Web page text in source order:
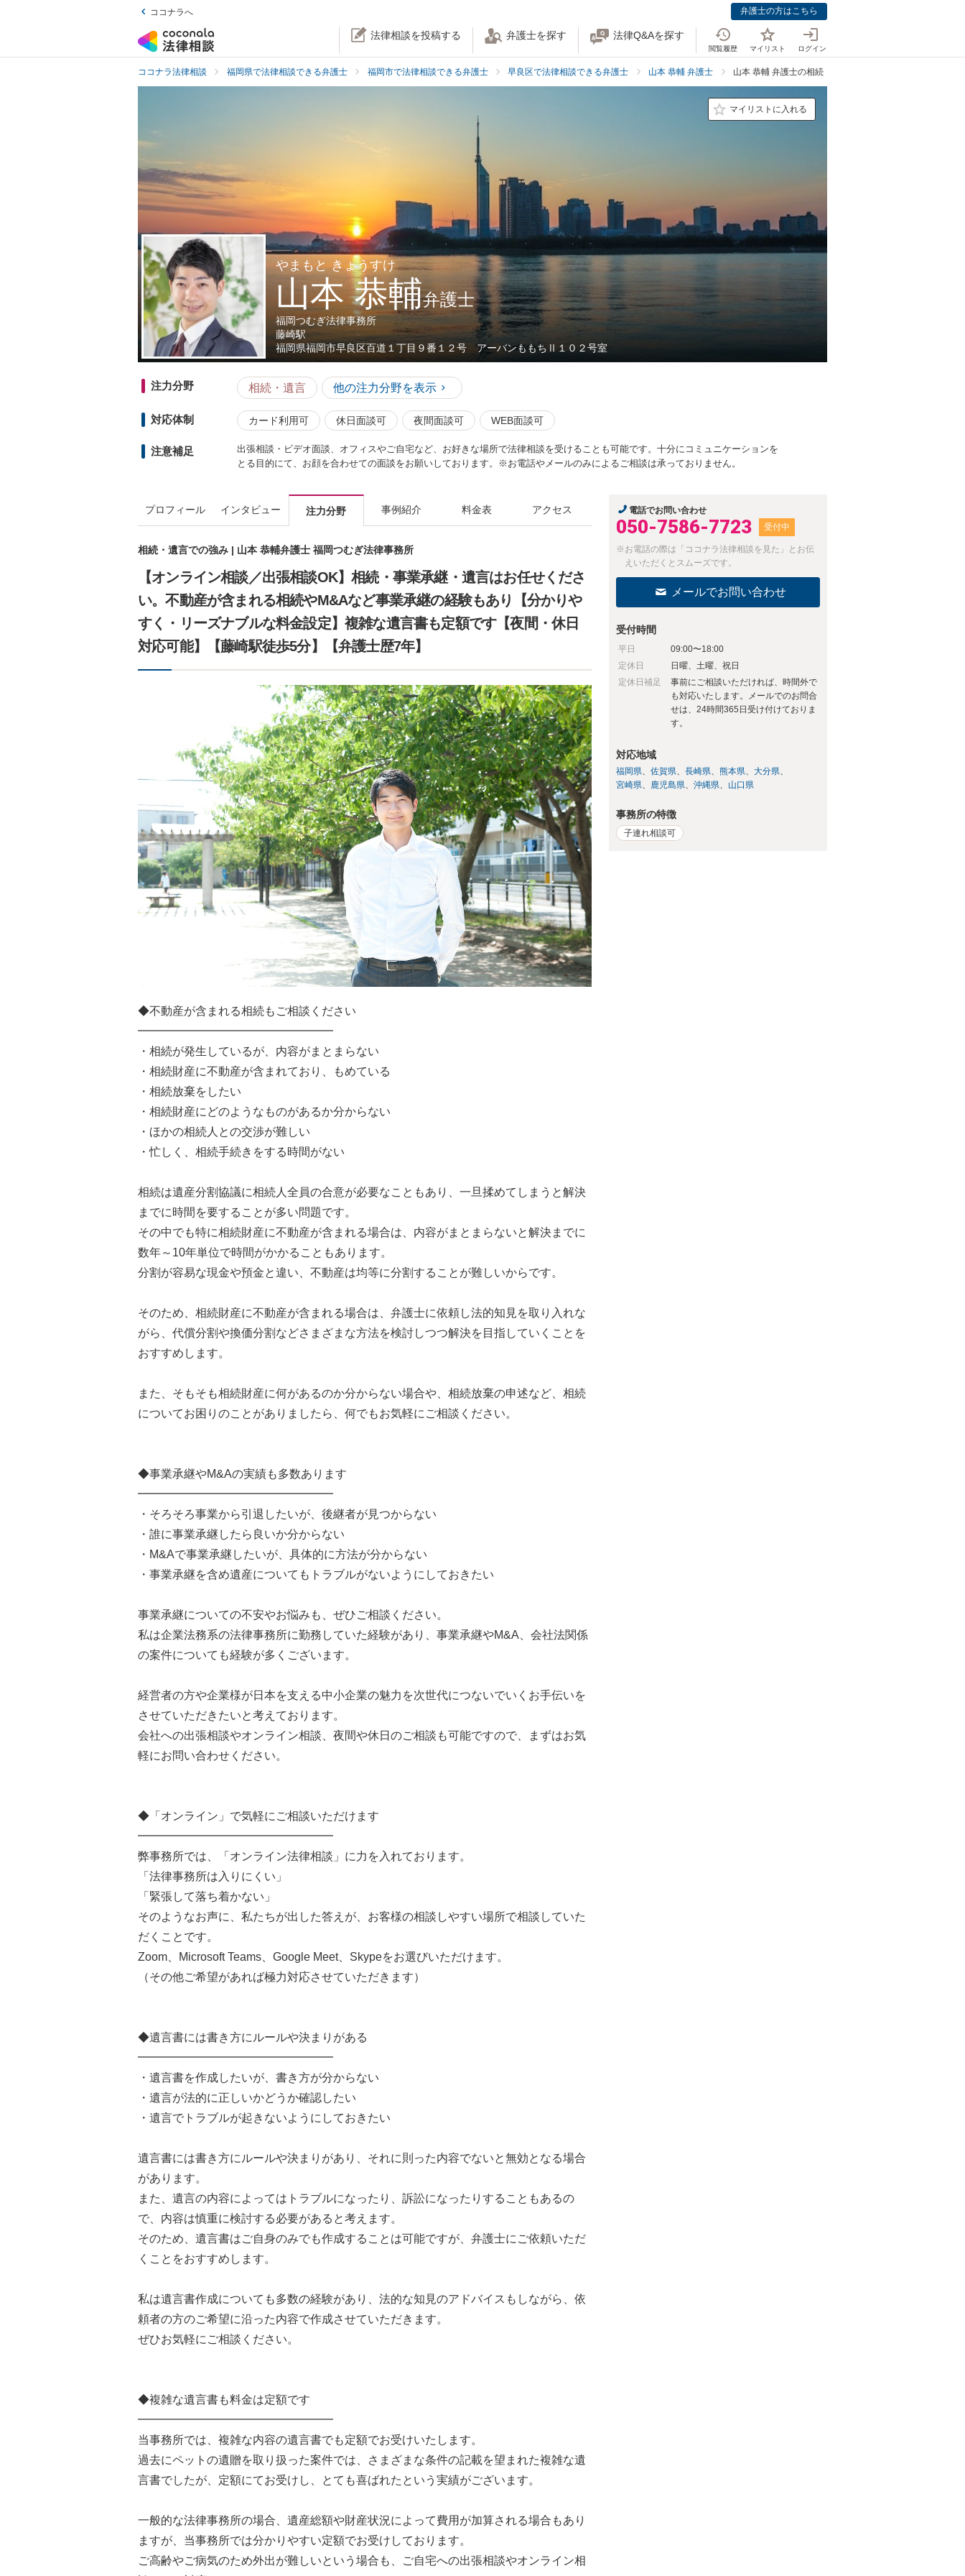
ココナラへ 弁護士の方はこちら
法律相談を投稿する 弁護士を探す 法律Q&Aを探す
閲覧履歴 マイリスト ログイン
ココナラ法律相談 福岡県で法律相談できる弁護士 福岡市で法律相談できる弁護士 早良区で法律相談できる弁護士 山本 恭輔 弁護士 山本 恭輔 弁護士の相続・遺言での強み
マイリストに入れる
やまもと きょうすけ
山本 恭輔弁護士
福岡つむぎ法律事務所
藤崎駅
福岡県福岡市早良区百道１丁目９番１２号 アーバンももちⅡ１０２号室
注力分野 相続・遺言 他の注力分野を表示
対応体制 カード利用可 休日面談可 夜間面談可 WEB面談可
注意補足
出張相談・ビデオ面談、オフィスやご自宅など、お好きな場所で法律相談を受けることも可能です。十分にコミュニケーションを
とる目的にて、お顔を合わせての面談をお願いしております。※お電話やメールのみによるご相談は承っておりません。
プロフィール インタビュー 注力分野 事例紹介 料金表 アクセス
相続・遺言での強み | 山本 恭輔弁護士 福岡つむぎ法律事務所
【オンライン相談／出張相談OK】相続・事業承継・遺言はお任せくださ
い。不動産が含まれる相続やM&Aなど事業承継の経験もあり【分かりや
すく・リーズナブルな料金設定】複雑な遺言書も定額です【夜間・休日
対応可能】【藤崎駅徒歩5分】【弁護士歴7年】
◆不動産が含まれる相続もご相談ください
━━━━━━━━━━━━━━━━━
・相続が発生しているが、内容がまとまらない
・相続財産に不動産が含まれており、もめている
・相続放棄をしたい
・相続財産にどのようなものがあるか分からない
・ほかの相続人との交渉が難しい
・忙しく、相続手続きをする時間がない
相続は遺産分割協議に相続人全員の合意が必要なこともあり、一旦揉めてしまうと解決
までに時間を要することが多い問題です。
その中でも特に相続財産に不動産が含まれる場合は、内容がまとまらないと解決までに
数年～10年単位で時間がかかることもあります。
分割が容易な現金や預金と違い、不動産は均等に分割することが難しいからです。
そのため、相続財産に不動産が含まれる場合は、弁護士に依頼し法的知見を取り入れな
がら、代償分割や換価分割などさまざまな方法を検討しつつ解決を目指していくことを
おすすめします。
また、そもそも相続財産に何があるのか分からない場合や、相続放棄の申述など、相続
についてお困りのことがありましたら、何でもお気軽にご相談ください。
◆事業承継やM&Aの実績も多数あります
━━━━━━━━━━━━━━━━━
・そろそろ事業から引退したいが、後継者が見つからない
・誰に事業承継したら良いか分からない
・M&Aで事業承継したいが、具体的に方法が分からない
・事業承継を含め遺産についてもトラブルがないようにしておきたい
事業承継についての不安やお悩みも、ぜひご相談ください。
私は企業法務系の法律事務所に勤務していた経験があり、事業承継やM&A、会社法関係
の案件についても経験が多くございます。
経営者の方や企業様が日本を支える中小企業の魅力を次世代につないでいくお手伝いを
させていただきたいと考えております。
会社への出張相談やオンライン相談、夜間や休日のご相談も可能ですので、まずはお気
軽にお問い合わせください。
◆「オンライン」で気軽にご相談いただけます
━━━━━━━━━━━━━━━━━
弊事務所では、「オンライン法律相談」に力を入れております。
「法律事務所は入りにくい」
「緊張して落ち着かない」
そのようなお声に、私たちが出した答えが、お客様の相談しやすい場所で相談していた
だくことです。
Zoom、Microsoft Teams、Google Meet、Skypeをお選びいただけます。
（その他ご希望があれば極力対応させていただきます）
◆遺言書には書き方にルールや決まりがある
━━━━━━━━━━━━━━━━━
・遺言書を作成したいが、書き方が分からない
・遺言が法的に正しいかどうか確認したい
・遺言でトラブルが起きないようにしておきたい
遺言書には書き方にルールや決まりがあり、それに則った内容でないと無効となる場合
があります。
また、遺言の内容によってはトラブルになったり、訴訟になったりすることもあるの
で、内容は慎重に検討する必要があると考えます。
そのため、遺言書はご自身のみでも作成することは可能ですが、弁護士にご依頼いただ
くことをおすすめします。
私は遺言書作成についても多数の経験があり、法的な知見のアドバイスもしながら、依
頼者の方のご希望に沿った内容で作成させていただきます。
ぜひお気軽にご相談ください。
◆複雑な遺言書も料金は定額です
━━━━━━━━━━━━━━━━━
当事務所では、複雑な内容の遺言書でも定額でお受けいたします。
過去にペットの遺贈を取り扱った案件では、さまざまな条件の記載を望まれた複雑な遺
言書でしたが、定額にてお受けし、とても喜ばれたという実績がございます。
一般的な法律事務所の場合、遺産総額や財産状況によって費用が加算される場合もあり
ますが、当事務所では分かりやすい定額でお受けしております。
ご高齢やご病気のため外出が難しいという場合も、ご自宅への出張相談やオンライン相
電話でお問い合わせ
050-7586-7723 受付中
※お電話の際は「ココナラ法律相談を見た」とお伝
えいただくとスムーズです。
メールでお問い合わせ
受付時間
平日
09:00〜18:00
定休日
日曜、土曜、祝日
定休日補足
事前にご相談いただければ、時間外で
も対応いたします。メールでのお問合
せは、24時間365日受け付けておりま
す。
対応地域
福岡県 佐賀県 長崎県 熊本県
大分県
宮崎県
鹿児島県 沖縄県 山口県
事務所の特徴
子連れ相談可